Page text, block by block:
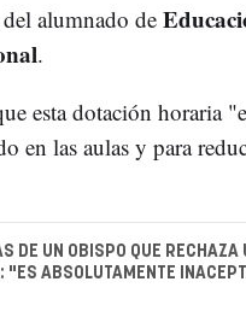
alumnado de
.
esta dotación horaria
en las aulas y para
DE UN OBISPO QUE RECHAZA
"ES ABSOLUTAMENTE